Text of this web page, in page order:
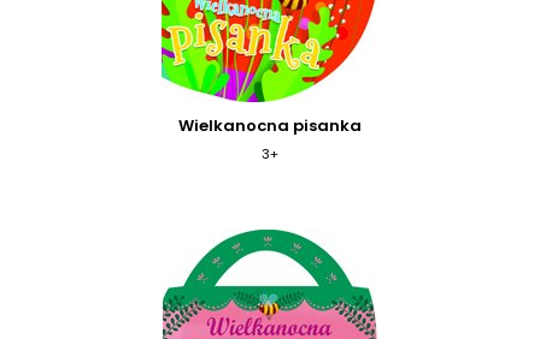
Wielkanocna pisanka
3+